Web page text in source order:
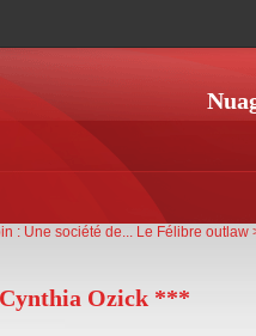
: Une société de... Le Félibre outlaw
Ozick ***